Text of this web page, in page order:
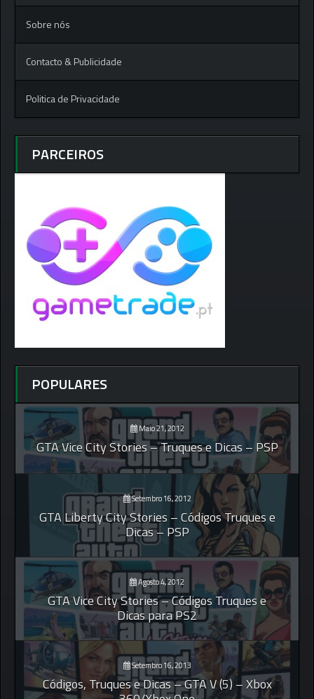
Sobre nós
Contacto & Publicidade
Politica de Privacidade
PARCEIROS
POPULARES
Maio 21, 2012
GTA Vice City Stories – Truques e Dicas – PSP
Setembro 16, 2012
GTA Liberty City Stories – Códigos Truques e
Dicas – PSP
Agosto 4, 2012
GTA Vice City Stories – Códigos Truques e
Dicas para PS2
Setembro 16, 2013
Códigos, Truques e Dicas – GTA V (5) – Xbox